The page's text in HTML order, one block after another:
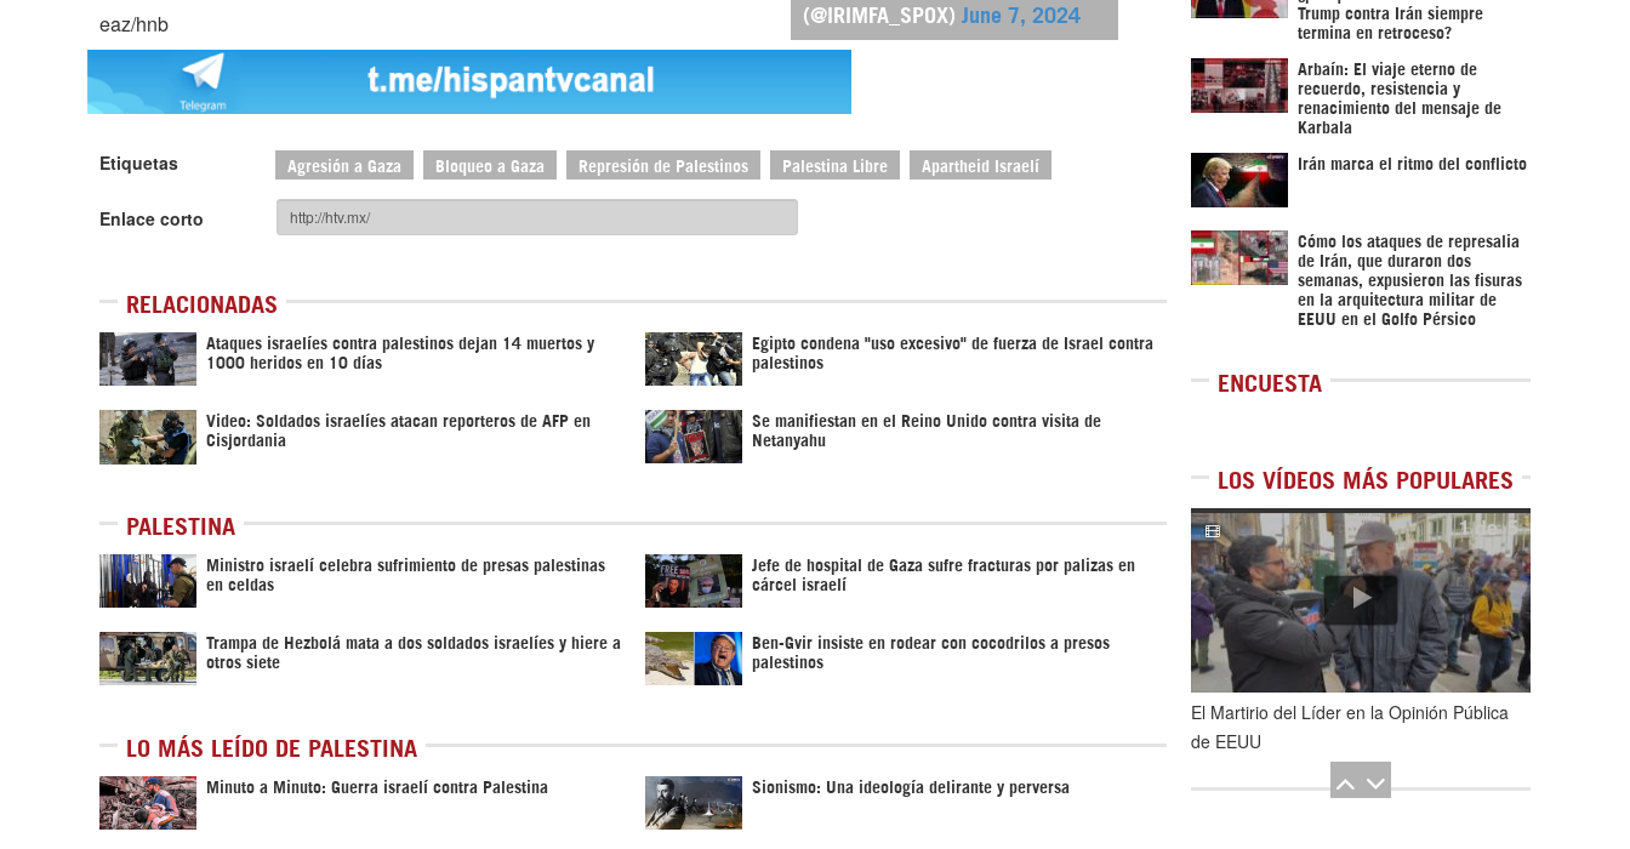
(@IRIMFA_SPOX) June 7, 2024
eaz/hnb
Etiquetas Agresión a Gaza Bloqueo a Gaza Represión de Palestinos Palestina Libre Apartheid Israelí
Enlace corto
RELACIONADAS
Ataques israelíes contra palestinos dejan 14 muertos y
1000 heridos en 10 días
Egipto condena "uso excesivo" de fuerza de Israel contra
palestinos
Video: Soldados israelíes atacan reporteros de AFP en
Cisjordania
Se manifiestan en el Reino Unido contra visita de
Netanyahu
PALESTINA
Ministro israelí celebra sufrimiento de presas palestinas
en celdas
Jefe de hospital de Gaza sufre fracturas por palizas en
cárcel israelí
Trampa de Hezbolá mata a dos soldados israelíes y hiere a
otros siete
Ben-Gvir insiste en rodear con cocodrilos a presos
palestinos
LO MÁS LEÍDO DE PALESTINA
Minuto a Minuto: Guerra israelí contra Palestina Sionismo: Una ideología delirante y perversa
Trump contra Irán siempre
termina en retroceso?
Arbaín: El viaje eterno de
recuerdo, resistencia y
renacimiento del mensaje de
Karbala
Irán marca el ritmo del conflicto
Cómo los ataques de represalia
de Irán, que duraron dos
semanas, expusieron las fisuras
en la arquitectura militar de
EEUU en el Golfo Pérsico
ENCUESTA
LOS VÍDEOS MÁS POPULARES
1de5
El Martirio del Líder en la Opinión Pública
de EEUU